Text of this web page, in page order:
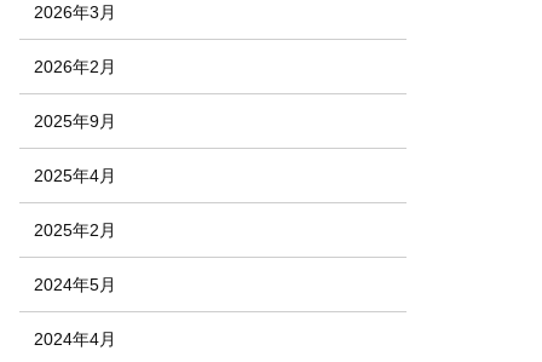
2026年3月
2026年2月
2025年9月
2025年4月
2025年2月
2024年5月
2024年4月